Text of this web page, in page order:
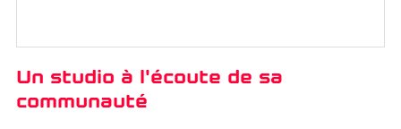
Un studio à l'écoute de sa
communauté